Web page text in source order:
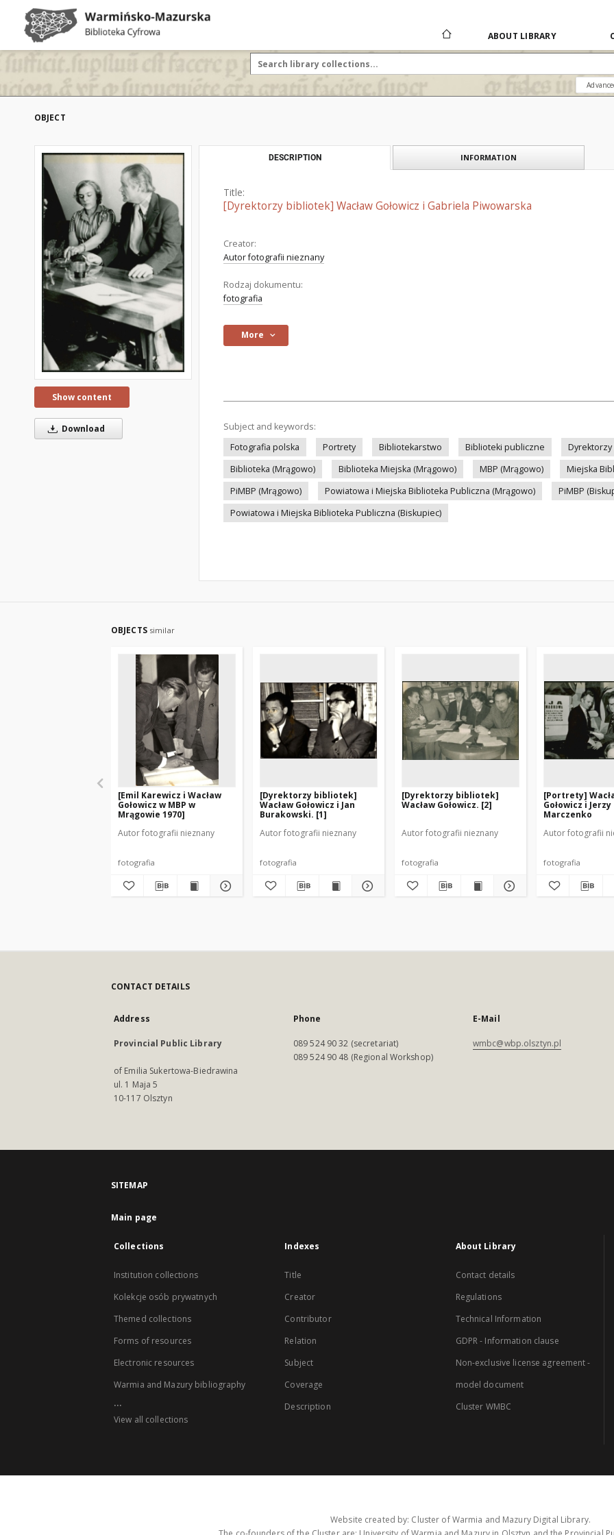
ABOUT LIBRARY
OBJECT
Show content
Download
DESCRIPTION INFORMATION
Title:
[Dyrektorzy bibliotek] Wacław Gołowicz i Gabriela Piwowarska
Creator:
Autor fotografii nieznany
Rodzaj dokumentu:
fotografia
More
Subject and keywords:
Fotografia polska
Portrety Bibliotekarstwo Biblioteki publiczne
Biblioteka (Mrągowo)
Biblioteka Miejska (Mrągowo) MBP (Mrągowo)
Miejska
PiMBP (Mrągowo)
Powiatowa i Miejska Biblioteka Publiczna (Mrągowo)
PiMBP
Powiatowa i Miejska Biblioteka Publiczna (Biskupiec)
OBJECTS similar
[Emil Karewicz i Wacław
Gołowicz w MBP w
Mrągowie 1970]
Autor fotografii nieznany
fotografia
[Dyrektorzy bibliotek]
Wacław Gołowicz i Jan
Burakowski. [1]
Autor fotografii nieznany
fotografia
[Dyrektorzy bibliotek]
Wacław Gołowicz. [2]
Autor fotografii nieznany
fotografia
[Portrety]
Gołowicz i Jerzy
Marczenko
Autor fotografii
fotografia
CONTACT DETAILS
Address
Provincial Public Library
of Emilia Sukertowa-Biedrawina
ul. 1 Maja 5
10-117 Olsztyn
Phone
089 524 90 32 (secretariat)
089 524 90 48 (Regional Workshop)
E-Mail
wmbc@wbp.olsztyn.pl
SITEMAP
Main page
Collections
Institution collections
Kolekcje osób prywatnych
Themed collections
Forms of resources
Electronic resources
Warmia and Mazury bibliography
...
View all collections
Indexes
Title
Creator
Contributor
Relation
Subject
Coverage
Description
About Library
Contact details
Regulations
Technical Information
GDPR - Information clause
Non-exclusive license agreement -
model document
Cluster WMBC
Website created by: Cluster of Warmia and Mazury Digital Library.